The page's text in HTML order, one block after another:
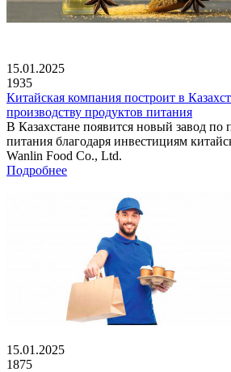
15.01.2025
1935
Китайская компания построит в
производству продуктов питания
В Казахстане появится новый завод по
питания благодаря инвестициям
Wanlin Food Co., Ltd.
Подробнее
15.01.2025
1875